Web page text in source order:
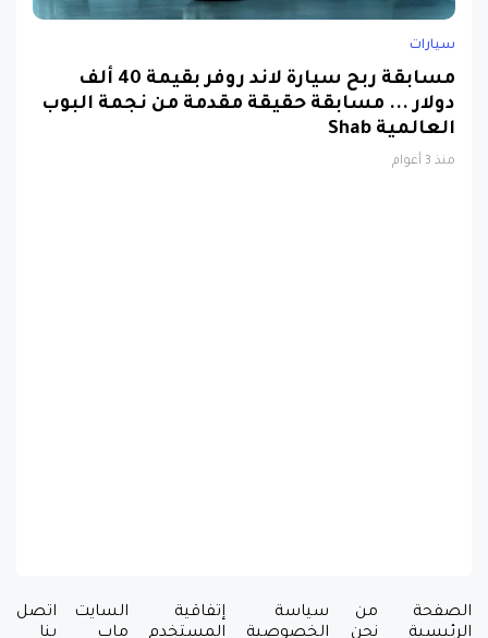
سيارات
مسابقة ربح سيارة لاند روفر بقيمة 40 ألف
دولار ... مسابقة حقيقة مقدمة من نجمة البوب
العالمية Shab
منذ 3 أعوام
الصفحة
الرئيسية
من
نحن
سياسة
الخصوصية
إتفاقية
المستخدم
السايت
ماب
اتصل
بنا